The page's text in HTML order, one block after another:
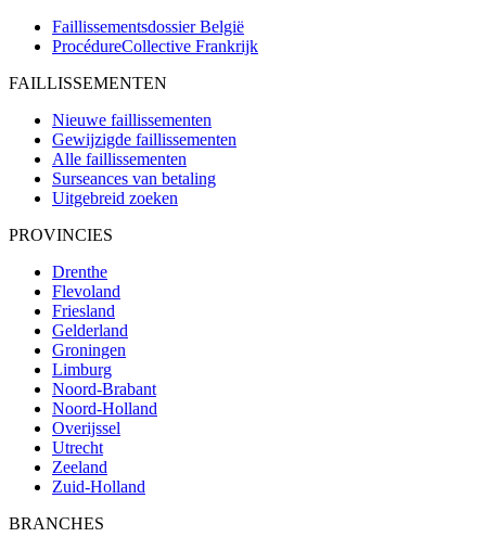
Faillissementsdossier België
ProcédureCollective Frankrijk
FAILLISSEMENTEN
Nieuwe faillissementen
Gewijzigde faillissementen
Alle faillissementen
Surseances van betaling
Uitgebreid zoeken
PROVINCIES
Drenthe
Flevoland
Friesland
Gelderland
Groningen
Limburg
Noord-Brabant
Noord-Holland
Overijssel
Utrecht
Zeeland
Zuid-Holland
BRANCHES